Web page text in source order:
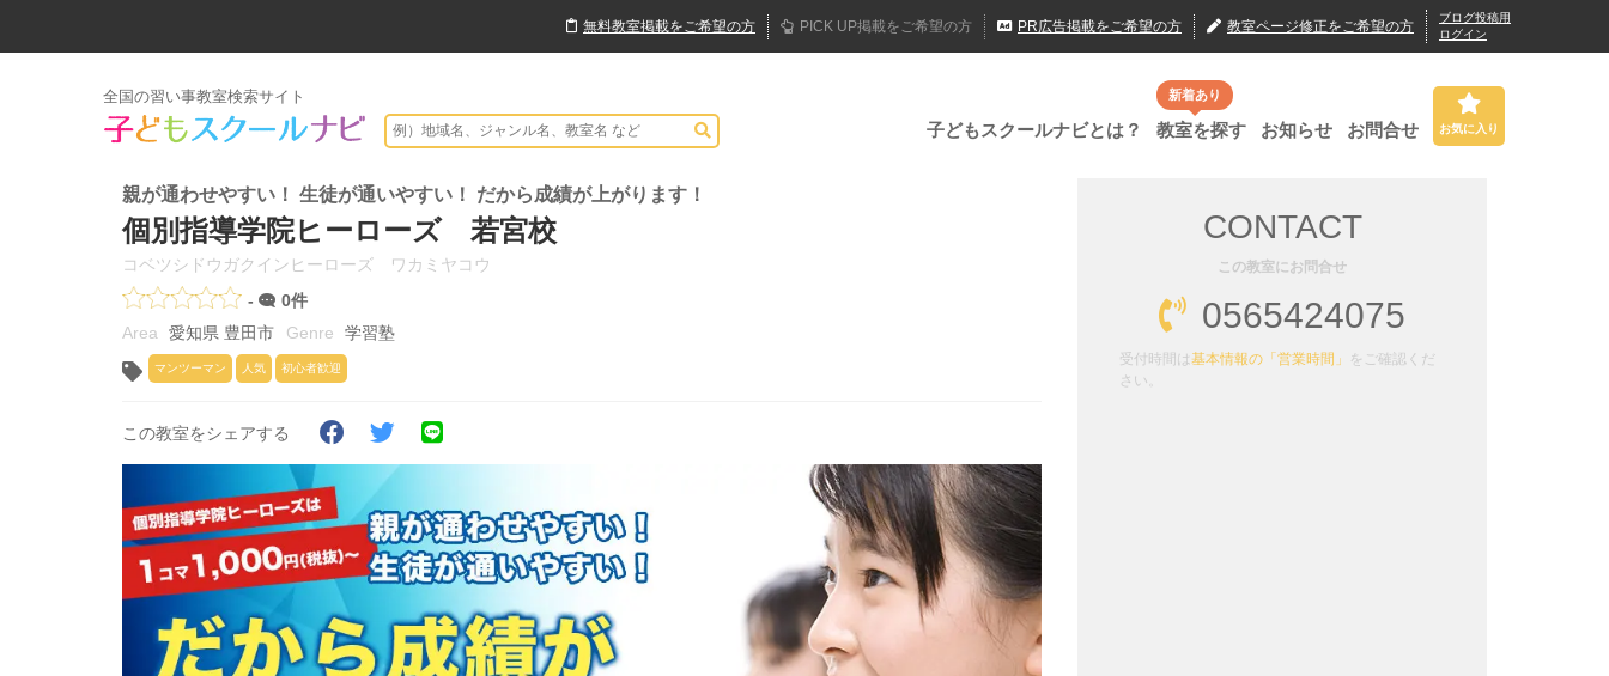
無料教室掲載をご希望の方 PICK UP掲載をご希望の方 PR広告掲載をご希望の方 教室ページ修正をご希望の方
ブログ投稿用
ログイン
全国の習い事教室検索サイト
子どもスクールナビとは？
新着あり
教室を探す お知らせ お問合せ お気に入り
親が通わせやすい！ 生徒が通いやすい！ だから成績が上がります！
個別指導学院ヒーローズ 若宮校
コベツシドウガクインヒーローズ ワカミヤコウ
-
0件
愛知県 豊田市
学習塾
マンツーマン 人気 初心者歓迎
この教室をシェアする
CONTACT
この教室にお問合せ
0565424075
受付時間は基本情報の「営業時間」
をご確認くだ
さい。